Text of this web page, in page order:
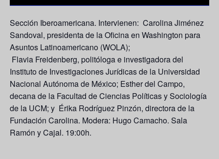
Sección Iberoamericana. Intervienen: Carolina Jiménez
Sandoval, presidenta de la Oficina en Washington para
Asuntos Latinoamericano (WOLA);
Flavia Freidenberg, politóloga e investigadora del
Instituto de Investigaciones Jurídicas de la Universidad
Nacional Autónoma de México; Esther del Campo,
decana de la Facultad de Ciencias Políticas y Sociología
de la UCM; y  Érika Rodríguez Pinzón, directora de la
Fundación Carolina. Modera: Hugo Camacho. Sala
Ramón y Cajal. 19:00h.